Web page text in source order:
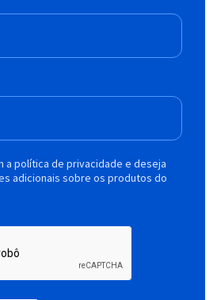
a política de privacidade e deseja
adicionais sobre os produtos do